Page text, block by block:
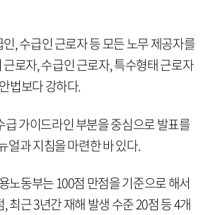
, 수급인 근로자 등 모든 노무 제공자를
로자, 수급인 근로자, 특수형태 근로자
법보다 강하다.
가이드라인 부분을 중심으로 발표를
얼과 지침을 마련한 바 있다.
노동부는 100점 만점을 기준으로 해서
최근 3년간 재해 발생 수준 20점 등 4개